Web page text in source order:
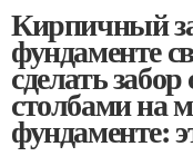
Кирпичный
фундаменте
сделать
столбами на
фундаменте: